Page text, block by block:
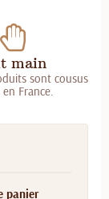
main
sont cousus
en France.
panier